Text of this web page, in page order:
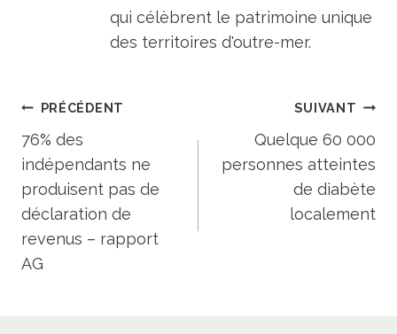
qui célèbrent le patrimoine unique
des territoires d'outre-mer.
Navigation
de
l’article
PRÉCÉDENT
76% des
indépendants ne
produisent pas de
déclaration de
revenus – rapport
AG
SUIVANT
Quelque 60 000
personnes atteintes
de diabète
localement